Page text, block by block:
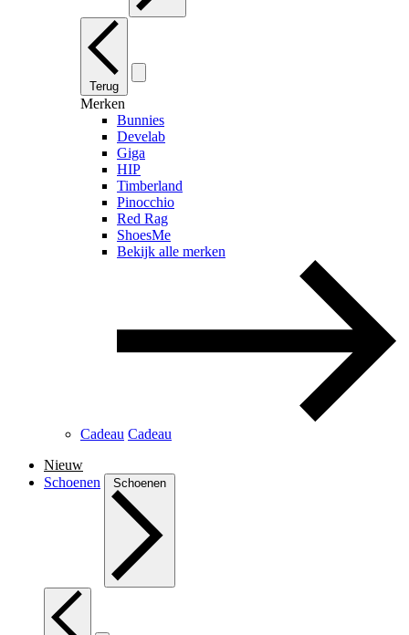
Terug
Merken
Bunnies
Develab
Giga
HIP
Timberland
Pinocchio
Red Rag
ShoesMe
Bekijk alle merken
Cadeau Cadeau
Nieuw
Schoenen
Schoenen